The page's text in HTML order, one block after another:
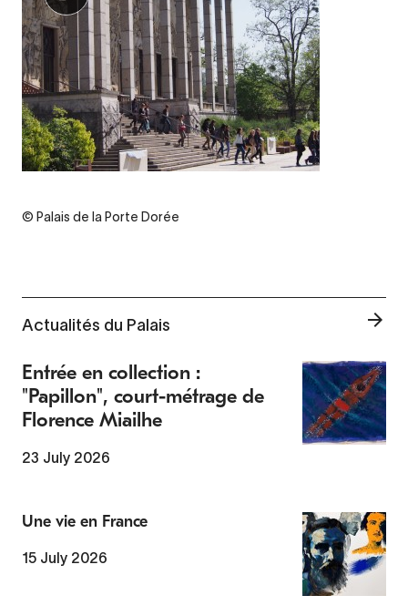
© Palais de la Porte Dorée
Actualités du Palais
Entrée en collection :
"Papillon", court-métrage de
Florence Miailhe
23 July 2026
Une vie en France
15 July 2026